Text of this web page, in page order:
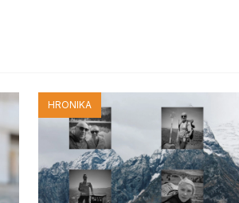
HRONIKA